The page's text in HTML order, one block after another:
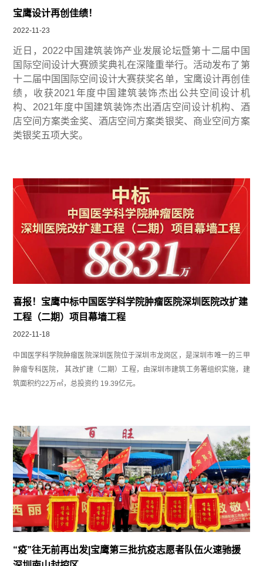
宝鹰设计再创佳绩！
2022-11-23
近日，2022中国建筑装饰产业发展论坛暨第十二届中国
国际空间设计大赛颁奖典礼在深隆重举行。活动发布了第
十二届中国国际空间设计大赛获奖名单，宝鹰设计再创佳
绩，收获2021年度中国建筑装饰杰出公共空间设计机
构、2021年度中国建筑装饰杰出酒店空间设计机构、酒
店空间方案类金奖、酒店空间方案类银奖、商业空间方案
类银奖五项大奖。
喜报！宝鹰中标中国医学科学院肿瘤医院深圳医院改扩建
工程（二期）项目幕墙工程
2022-11-18
中国医学科学院肿瘤医院深圳医院位于深圳市龙岗区，是深圳市唯一的三甲
肿瘤专科医院， 其改扩建（二期）工程，由深圳市建筑工务署组织实施，建
筑面积约22万㎡，总投资约 19.39亿元。
“疫”往无前再出发|宝鹰第三批抗疫志愿者队伍火速驰援